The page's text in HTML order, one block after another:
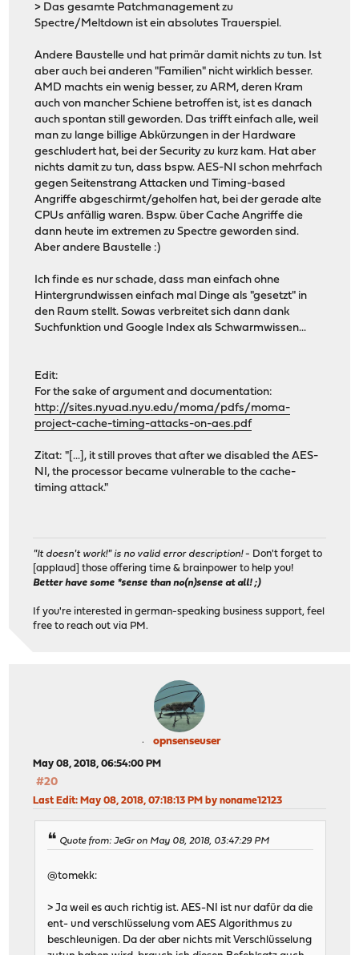
> Das gesamte Patchmanagement zu
Spectre/Meltdown ist ein absolutes Trauerspiel.
Andere Baustelle und hat primär damit nichts zu tun. Ist
aber auch bei anderen "Familien" nicht wirklich besser.
AMD machts ein wenig besser, zu ARM, deren Kram
auch von mancher Schiene betroffen ist, ist es danach
auch spontan still geworden. Das trifft einfach alle, weil
man zu lange billige Abkürzungen in der Hardware
geschludert hat, bei der Security zu kurz kam. Hat aber
nichts damit zu tun, dass bspw. AES-NI schon mehrfach
gegen Seitenstrang Attacken und Timing-based
Angriffe abgeschirmt/geholfen hat, bei der gerade alte
CPUs anfällig waren. Bspw. über Cache Angriffe die
dann heute im extremen zu Spectre geworden sind.
Aber andere Baustelle :)
Ich finde es nur schade, dass man einfach ohne
Hintergrundwissen einfach mal Dinge als "gesetzt" in
den Raum stellt. Sowas verbreitet sich dann dank
Suchfunktion und Google Index als Schwarmwissen...
Edit:
For the sake of argument and documentation:
http://sites.nyuad.nyu.edu/moma/pdfs/moma-
project-cache-timing-attacks-on-aes.pdf
Zitat: "[...], it still proves that after we disabled the AES-
NI, the processor became vulnerable to the cache-
timing attack."
"It doesn't work!" is no valid error description!- Don't forget to
[applaud] those offering time & brainpower to help you!
Better have some *sense than no(n)sense at all! ;)
If you're interested in german-speaking business support, feel
free to reach out via PM.
opnsenseuser
May 08, 2018, 06:54:00 PM
#20
Last Edit: May 08, 2018, 07:18:13 PM by noname12123
Quote from: JeGr on May 08, 2018, 03:47:29 PM
@tomekk:
> Ja weil es auch richtig ist. AES-NI ist nur dafür da die
ent- und verschlüsselung vom AES Algorithmus zu
beschleunigen. Da der aber nichts mit Verschlüsselung